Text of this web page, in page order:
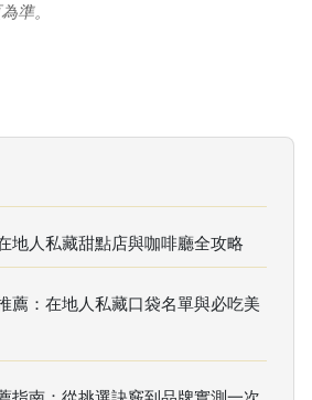
準。
地人私藏甜點店與咖啡廳全攻略
薦：在地人私藏口袋名單與必吃美